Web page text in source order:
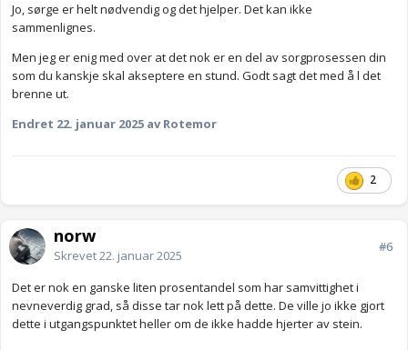
Jo, sørge er helt nødvendig og det hjelper. Det kan ikke
sammenlignes.
Men jeg er enig med over at det nok er en del av sorgprosessen din
som du kanskje skal akseptere en stund. Godt sagt det med å l det
brenne ut.
Endret 22. januar 2025 av Rotemor
2
norw
Skrevet22. januar 2025
#6
Det er nok en ganske liten prosentandel som har samvittighet i
nevneverdig grad, så disse tar nok lett på dette. De ville jo ikke gjort
dette i utgangspunktet heller om de ikke hadde hjerter av stein.